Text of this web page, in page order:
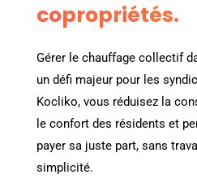
copropriétés.
Gérer le chauffage collectif
un défi majeur pour les
Kocliko, vous réduisez la
le confort des résidents et
payer sa juste part, sans
simplicité.